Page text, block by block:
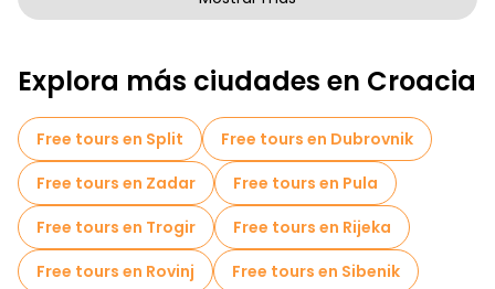
Actividades deportivas en Zagreb
Tours autoguiados en Zagreb
Tickets de entrada en Zagreb
Museos en Zagreb
Free tour por el casco antiguo en Zagreb
Explora más ciudades en Croacia
Free tours en Split
Free tours en Dubrovnik
Free tours en Zadar
Free tours en Pula
Free tours en Trogir
Free tours en Rijeka
Free tours en Rovinj
Free tours en Sibenik